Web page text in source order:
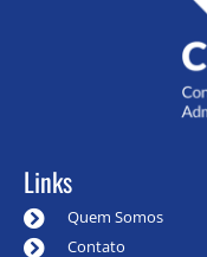
Links
Quem Somos
Contato